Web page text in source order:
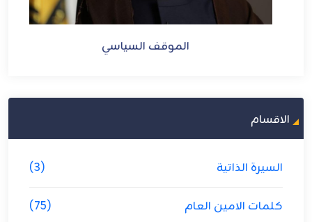
الموقف السياسي
الاقسام
السيرة الذاتية (3)
كلمات الامين العام (75)